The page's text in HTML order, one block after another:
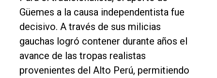
Güemes a la causa independentista fue
decisivo. A través de sus milicias
gauchas logró contener durante años el
avance de las tropas realistas
provenientes del Alto Perú, permitiendo